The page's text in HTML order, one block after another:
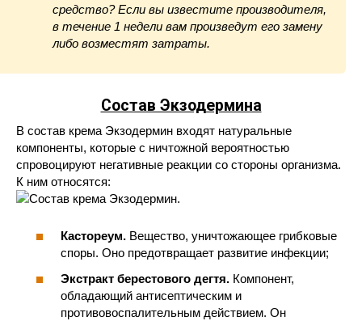
средство? Если вы известите производителя,
в течение 1 недели вам произведут его замену
либо возместят затраты.
Состав Экзодермина
В состав крема Экзодермин входят натуральные
компоненты, которые с ничтожной вероятностью
спровоцируют негативные реакции со стороны организма.
К ним относятся:
Кастореум. Вещество, уничтожающее грибковые
споры. Оно предотвращает развитие инфекции;
Экстракт берестового дегтя. Компонент,
обладающий антисептическим и
противовоспалительным действием. Он